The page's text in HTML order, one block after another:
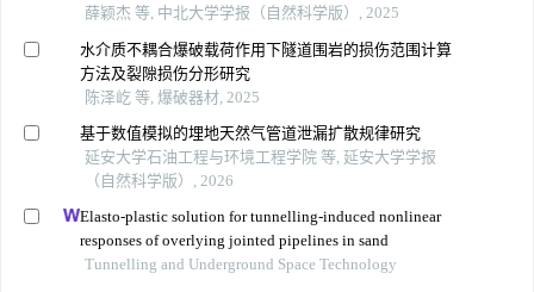
薛颖杰 等, 中北大学学报（自然科学版）, 2025
水介质不耦合爆破载荷作用下隧道围岩的损伤范围计算
方法及裂隙损伤分形研究
陈泽屹 等, 爆破器材, 2025
基于数值模拟的埋地天然气管道泄漏扩散规律研究
延安大学石油工程与环境工程学院 等, 延安大学学报
（自然科学版）, 2026
Elasto-plastic solution for tunnelling-induced nonlinear
responses of overlying jointed pipelines in sand
Tunnelling and Underground Space Technology